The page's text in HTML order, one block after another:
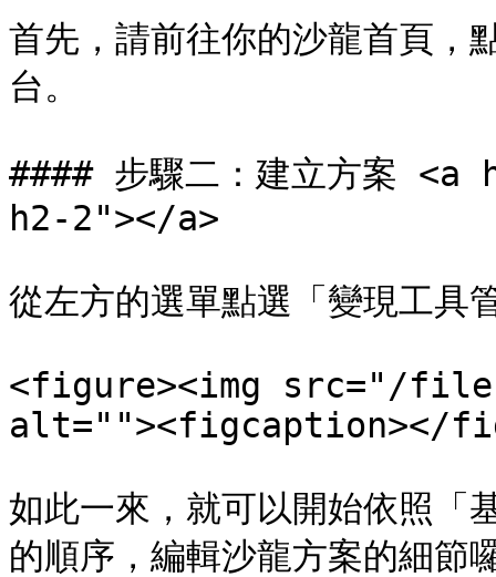
首先，請前往你的沙龍首頁，
台。
#### 步驟二：建立方案
h2-2"></a>
從左方的選單點選「變現工具
<figure><img src="/files/
alt=""><figcaption></
如此一來，就可以開始依照
的順序，編輯沙龍方案的細節